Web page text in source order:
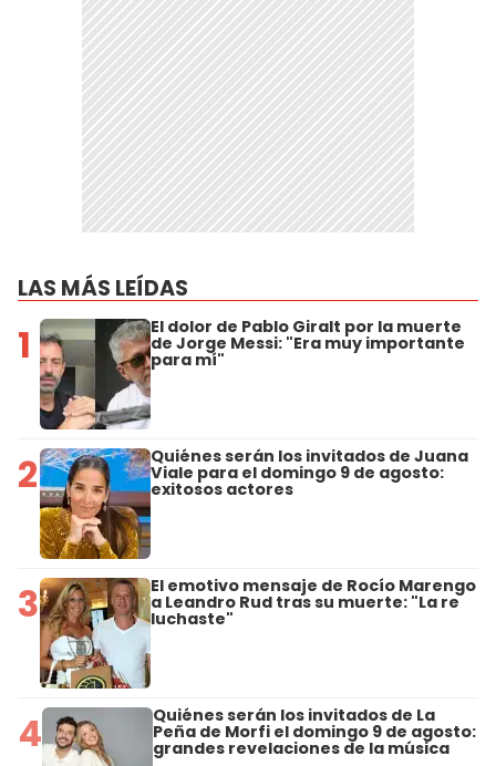
LAS MÁS LEÍDAS
1 El dolor de Pablo Giralt por la muerte
de Jorge Messi: "Era muy importante
para mí"
2 Quiénes serán los invitados de Juana
Viale para el domingo 9 de agosto:
exitosos actores
3 El emotivo mensaje de Rocío Marengo
a Leandro Rud tras su muerte: "La re
luchaste"
4 Quiénes serán los invitados de La
Peña de Morfi el domingo 9 de agosto:
grandes revelaciones de la música